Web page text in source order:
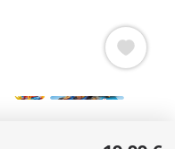
te gekke accessoires.